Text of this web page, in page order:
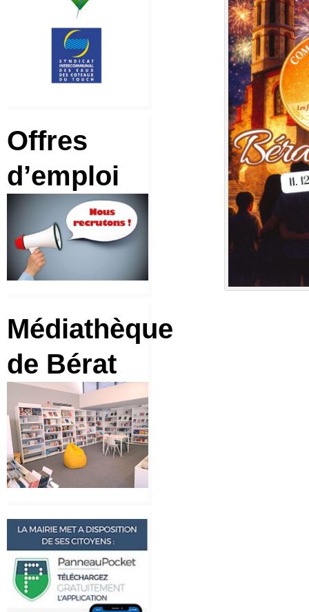
Offres
d’emploi
Médiathèque
de Bérat